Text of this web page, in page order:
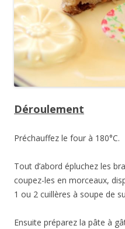
Déroulement
Préchauffez le four à 180°C.
Tout d’abord épluchez les
coupez-les en morceaux,
1 ou 2 cuillères à soupe de
Ensuite préparez la pâte à